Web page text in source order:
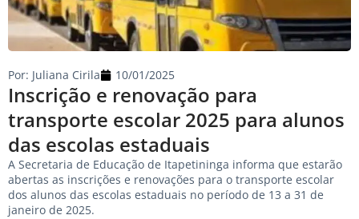
Inscrição e renovação para
transporte escolar 2025 para alunos
das escolas estaduais
Por: Juliana Cirila 10/01/2025
A Secretaria de Educação de Itapetininga informa que estarão
abertas as inscrições e renovações para o transporte escolar
dos alunos das escolas estaduais no período de 13 a 31 de
janeiro de 2025.